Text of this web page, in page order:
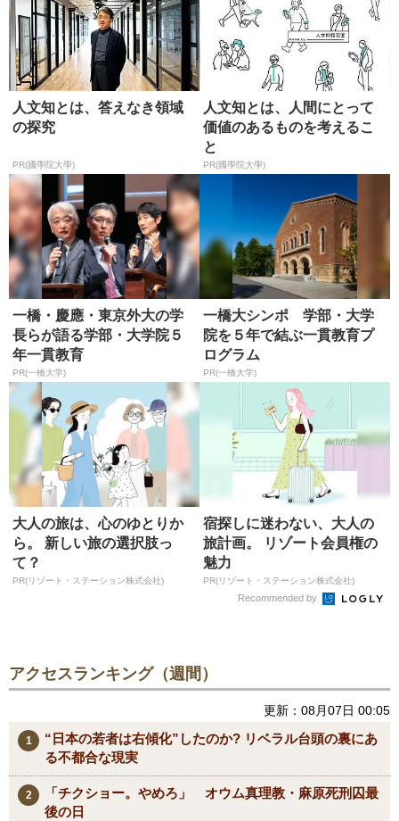
人文知とは、答えなき領域
の探究
PR(國學院大學)
人文知とは、人間にとって
価値のあるものを考えるこ
と
PR(國學院大學)
一橋・慶應・東京外大の学
長らが語る学部・大学院５
年一貫教育
PR(一橋大学)
一橋大シンポ 学部・大学
院を５年で結ぶ一貫教育プ
ログラム
PR(一橋大学)
大人の旅は、心のゆとりか
ら。 新しい旅の選択肢っ
て？
PR(リゾート・ステーション株式会社)
宿探しに迷わない、大人の
旅計画。 リゾート会員権の
魅力
PR(リゾート・ステーション株式会社)
Recommended by
アクセスランキング（週間）
更新：08月07日 00:05
“日本の若者は右傾化”したのか? リベラル台頭の裏にあ
る不都合な現実
「チクショー。やめろ」 オウム真理教・麻原死刑囚最
後の日